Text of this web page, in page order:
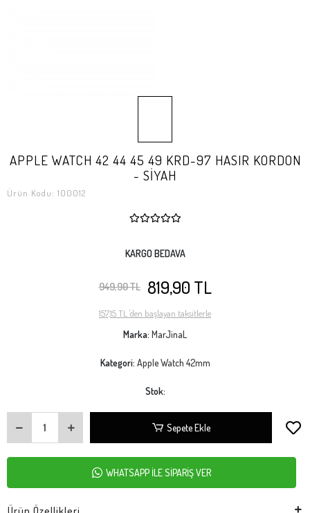
APPLE WATCH 42 44 45 49 KRD-97 HASIR KORDON
- SİYAH
Ürün Kodu: 100012
KARGO BEDAVA
949,90 TL 819,90 TL
157,15 TL 'den başlayan taksitlerle
Marka: MarJinaL
Kategori: Apple Watch 42mm
Stok:
Sepete Ekle
WHATSAPP İLE SİPARİŞ VER